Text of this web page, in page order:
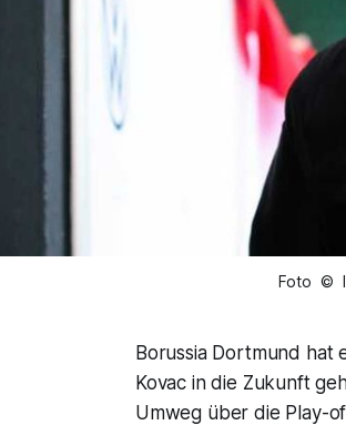
Foto ©
Borussia Dortmund hat
Kovac in die Zukunft
Umweg über die Play-